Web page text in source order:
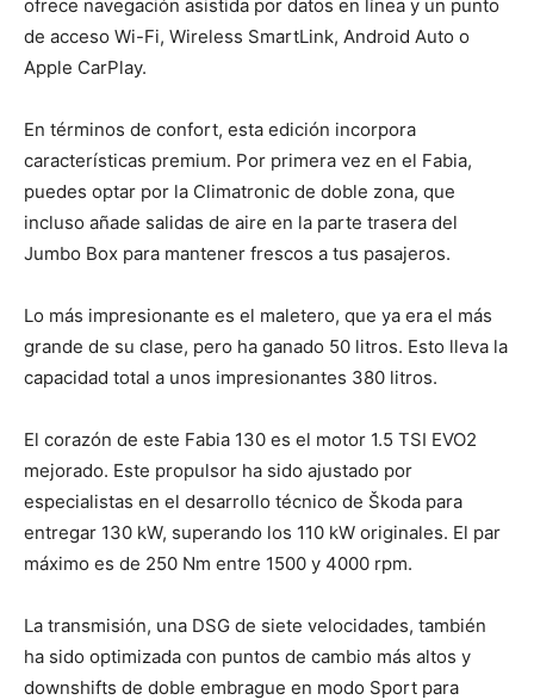
ofrece navegación asistida por datos en línea y un punto
de acceso Wi-Fi, Wireless SmartLink, Android Auto o
Apple CarPlay.
En términos de confort, esta edición incorpora
características premium. Por primera vez en el Fabia,
puedes optar por la Climatronic de doble zona, que
incluso añade salidas de aire en la parte trasera del
Jumbo Box para mantener frescos a tus pasajeros.
Lo más impresionante es el maletero, que ya era el más
grande de su clase, pero ha ganado 50 litros. Esto lleva la
capacidad total a unos impresionantes 380 litros.
El corazón de este Fabia 130 es el motor 1.5 TSI EVO2
mejorado. Este propulsor ha sido ajustado por
especialistas en el desarrollo técnico de Škoda para
entregar 130 kW, superando los 110 kW originales. El par
máximo es de 250 Nm entre 1500 y 4000 rpm.
La transmisión, una DSG de siete velocidades, también
ha sido optimizada con puntos de cambio más altos y
downshifts de doble embrague en modo Sport para